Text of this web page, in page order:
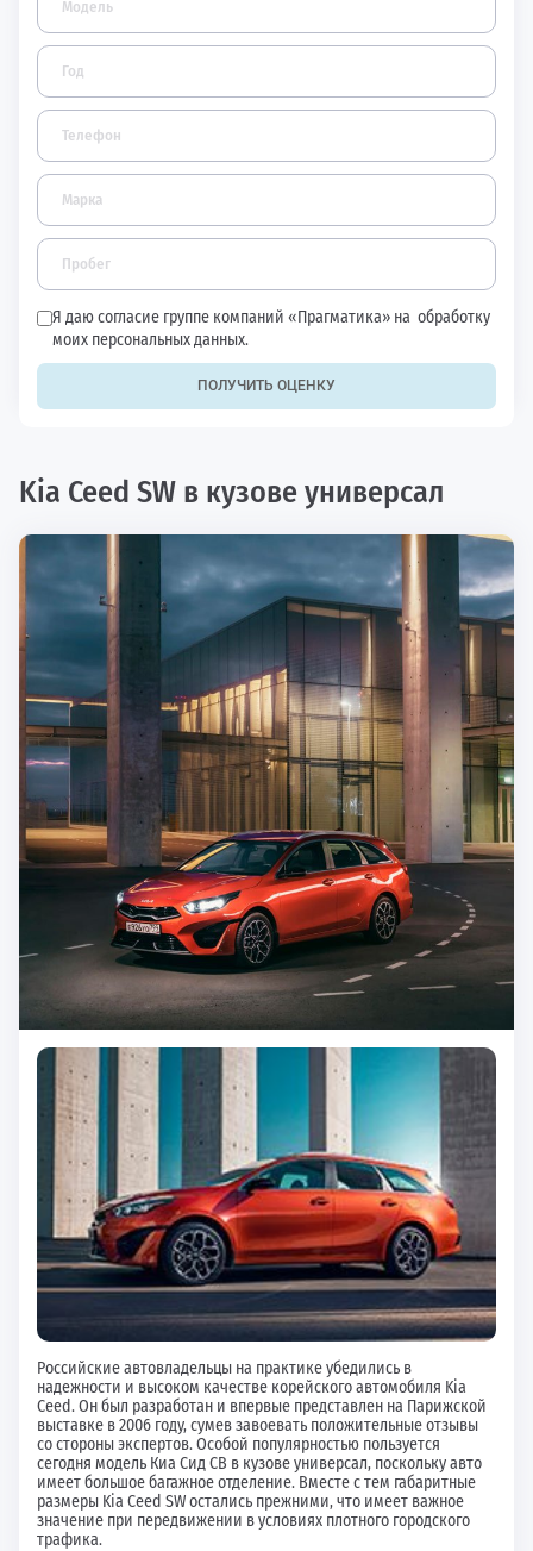
Я даю согласие группе компаний «Прагматика» на обработку
моих персональных данных.
ПОЛУЧИТЬ ОЦЕНКУ
Kia Ceed SW в кузове универсал
Российские автовладельцы на практике убедились в
надежности и высоком качестве корейского автомобиля Kia
Ceed. Он был разработан и впервые представлен на Парижской
выставке в 2006 году, сумев завоевать положительные отзывы
со стороны экспертов. Особой популярностью пользуется
сегодня модель Киа Сид СВ в кузове универсал, поскольку авто
имеет большое багажное отделение. Вместе с тем габаритные
размеры Kia Ceed SW остались прежними, что имеет важное
значение при передвижении в условиях плотного городского
трафика.